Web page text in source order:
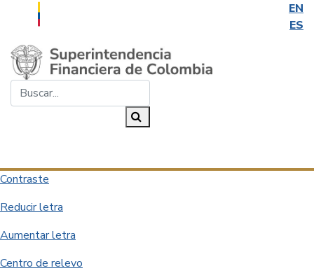
EN
ES
Saltar al contenido principal
Contraste
Reducir letra
Aumentar letra
Centro de relevo